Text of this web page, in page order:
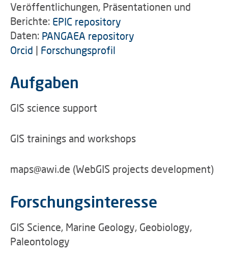
Veröffentlichungen, Präsentationen und
Berichte: EPIC repository
Daten: PANGAEA repository
Orcid | Forschungsprofil
Aufgaben
GIS science support
GIS trainings and workshops
maps@awi.de (WebGIS projects development)
Forschungsinteresse
GIS Science, Marine Geology, Geobiology,
Paleontology